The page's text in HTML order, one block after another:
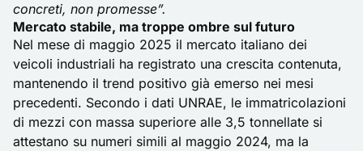
concreti, non promesse”.
Mercato stabile, ma troppe ombre sul futuro
Nel mese di maggio 2025 il mercato italiano dei
veicoli industriali ha registrato una crescita contenuta,
mantenendo il trend positivo già emerso nei mesi
precedenti. Secondo i dati UNRAE, le immatricolazioni
di mezzi con massa superiore alle 3,5 tonnellate si
attestano su numeri simili al maggio 2024, ma la